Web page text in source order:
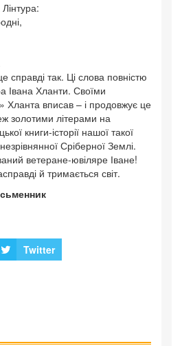
справді так. Ці слова повністю
Івана Хланти. Своїми
Хланта вписав – і продовжує це
золотими літерами на
книги-історії нашої такої
Сріберної Землі.
ветеране-ювіляре Іване!
й тримається світ.
Twitter